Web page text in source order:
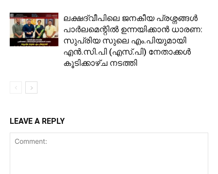
ലക്ഷദ്വീപിലെ ജനകീയ പ്രശ്നങ്ങൾ
പാർലമെന്റിൽ ഉന്നയിക്കാൻ ധാരണ:
സുപ്രിയ സുലെ എം.പിയുമായി
എൻ.സി.പി (എസ്.പി) നേതാക്കൾ
കൂടിക്കാഴ്ച നടത്തി
LEAVE A REPLY